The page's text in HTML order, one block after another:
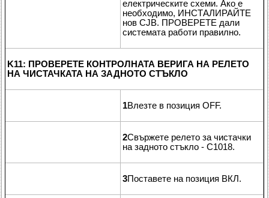
електрическите схеми. Ако е
необходимо, ИНСТАЛИРАЙТЕ
нов CJB. ПРОВЕРЕТЕ дали
системата работи правилно.
K11: ПРОВЕРЕТЕ КОНТРОЛНАТА ВЕРИГА НА РЕЛЕТО
НА ЧИСТАЧКАТА НА ЗАДНОТО СТЪКЛО
1Влезте в позиция OFF.
2Свържете релето за чистачки
на задното стъкло - C1018.
3Поставете на позиция ВКЛ.